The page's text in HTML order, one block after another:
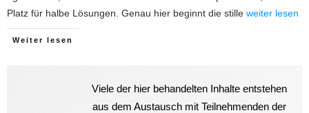
Platz für halbe Lösungen. Genau hier beginnt die stille weiter lesen
Weiter lesen
Viele der hier behandelten Inhalte entstehen
aus dem Austausch mit Teilnehmenden der